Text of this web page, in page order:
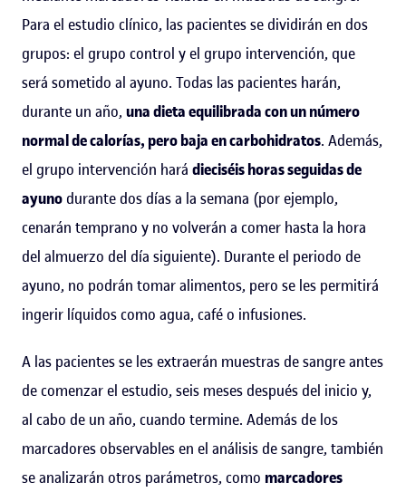
Para el estudio clínico, las pacientes se dividirán en dos
grupos: el grupo control y el grupo intervención, que
será sometido al ayuno. Todas las pacientes harán,
durante un año, una dieta equilibrada con un número
normal de calorías, pero baja en carbohidratos. Además,
el grupo intervención hará dieciséis horas seguidas de
ayuno durante dos días a la semana (por ejemplo,
cenarán temprano y no volverán a comer hasta la hora
del almuerzo del día siguiente). Durante el periodo de
ayuno, no podrán tomar alimentos, pero se les permitirá
ingerir líquidos como agua, café o infusiones.
A las pacientes se les extraerán muestras de sangre antes
de comenzar el estudio, seis meses después del inicio y,
al cabo de un año, cuando termine. Además de los
marcadores observables en el análisis de sangre, también
se analizarán otros parámetros, como marcadores